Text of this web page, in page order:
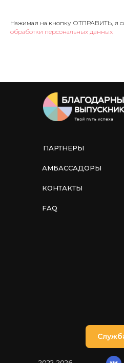
Нажимая на кнопку ОТПРАВИТЬ, я
обработки персональных данных
АМБАССАДОРЫ
FAQ
КОНТАКТЫ
ПАРТНЕРЫ